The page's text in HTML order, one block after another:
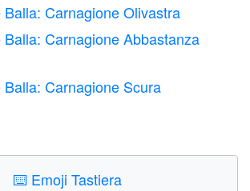
Balla: Carnagione Olivastra
Balla: Carnagione Abbastanza
Balla: Carnagione Scura
⌨️ Emoji Tastiera